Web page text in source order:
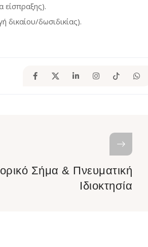
είσπραξης).
δικαίου/δωσιδικίας).
Σήμα & Πνευματική
Ιδιοκτησία